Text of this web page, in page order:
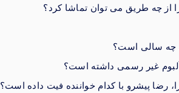
از چه طریق می توان تماشا کرد؟
چه سالی است؟
غیر رسمی داشته است؟
رضا پیشرو با کدام خواننده فیت داده است؟